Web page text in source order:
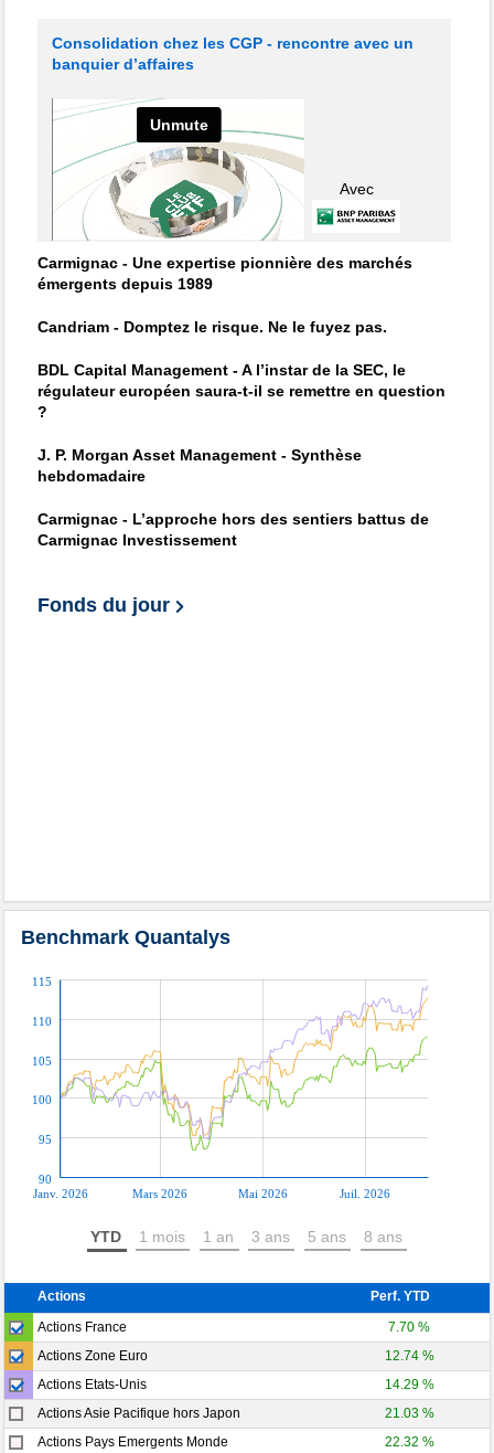
Consolidation chez les CGP - rencontre avec un
banquier d’affaires
Avec
Carmignac - Une expertise pionnière des marchés
émergents depuis 1989
Candriam - Domptez le risque. Ne le fuyez pas.
BDL Capital Management - A l’instar de la SEC, le
régulateur européen saura-t-il se remettre en question
?
J. P. Morgan Asset Management - Synthèse
hebdomadaire
Carmignac - L’approche hors des sentiers battus de
Carmignac Investissement
Fonds du jour
Benchmark Quantalys
Janv. 2026 Mars 2026 Mai 2026 Juil. 2026
90
95
100
105
110
115
YTD 1 mois 1 an 3 ans 5 ans 8 ans
Actions
Perf. YTD
Actions France
7.70 %
Actions Zone Euro
12.74 %
Actions Etats-Unis
14.29 %
Actions Asie Pacifique hors Japon
21.03 %
Actions Pays Emergents Monde
22.32 %